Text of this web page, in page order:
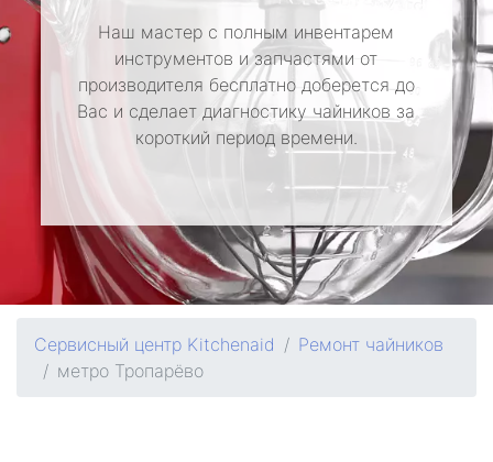
Наш мастер с полным инвентарем
инструментов и запчастями от
производителя бесплатно доберется до
Вас и сделает диагностику чайников за
короткий период времени.
Сервисный центр Kitchenaid
Ремонт чайников
метро Тропарёво